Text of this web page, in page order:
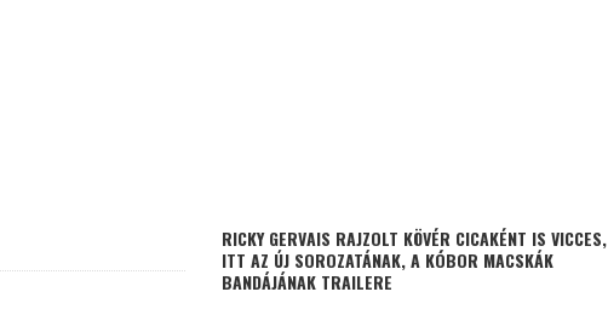
RICKY GERVAIS RAJZOLT KÖVÉR CICAKÉNT IS VICCES,
ITT AZ ÚJ SOROZATÁNAK, A KÓBOR MACSKÁK
BANDÁJÁNAK TRAILERE